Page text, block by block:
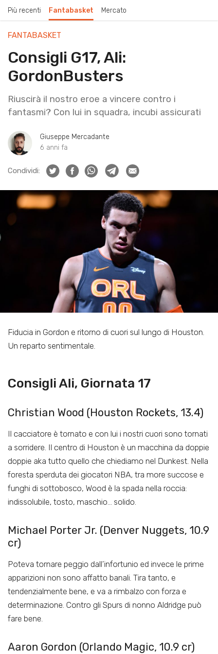
Più recenti Fantabasket Mercato
FANTABASKET
Consigli G17, Ali:
GordonBusters
Riuscirà il nostro eroe a vincere contro i
fantasmi? Con lui in squadra, incubi assicurati
Giuseppe Mercadante
6 anni fa
Condividi:
Fiducia in Gordon e ritorno di cuori sul lungo di Houston.
Un reparto sentimentale.
Consigli Ali, Giornata 17
Christian Wood (Houston Rockets, 13.4)
Il cacciatore è tornato e con lui i nostri cuori sono tornati
a sorridere. Il centro di Houston è un macchina da doppie
doppie aka tutto quello che chiediamo nel Dunkest. Nella
foresta sperduta dei giocatori NBA, tra more succose e
funghi di sottobosco, Wood è la spada nella roccia:
indissolubile, tosto, maschio… solido.
Michael Porter Jr. (Denver Nuggets, 10.9
cr)
Poteva tornare peggio dall’infortunio ed invece le prime
apparizioni non sono affatto banali. Tira tanto, e
tendenzialmente bene, e va a rimbalzo con forza e
determinazione. Contro gli Spurs di nonno Aldridge può
fare bene.
Aaron Gordon (Orlando Magic, 10.9 cr)